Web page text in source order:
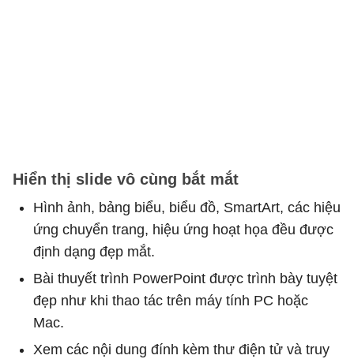
Hiển thị slide vô cùng bắt mắt
Hình ảnh, bảng biểu, biểu đồ, SmartArt, các hiệu
ứng chuyển trang, hiệu ứng hoạt họa đều được
định dạng đẹp mắt.
Bài thuyết trình PowerPoint được trình bày tuyệt
đẹp như khi thao tác trên máy tính PC hoặc
Mac.
Xem các nội dung đính kèm thư điện tử và truy